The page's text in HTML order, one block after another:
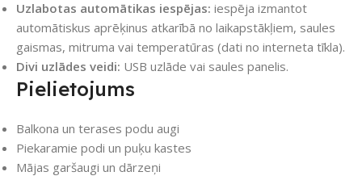
Uzlabotas automātikas iespējas: iespēja izmantot
automātiskus aprēķinus atkarībā no laikapstākļiem, saules
gaismas, mitruma vai temperatūras (dati no interneta tīkla).
Divi uzlādes veidi: USB uzlāde vai saules panelis.
Pielietojums
Balkona un terases podu augi
Piekaramie podi un puķu kastes
Mājas garšaugi un dārzeņi